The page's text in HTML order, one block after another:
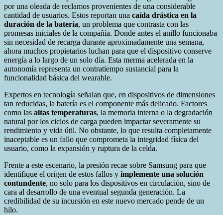
por una oleada de reclamos provenientes de una considerable
cantidad de usuarios. Estos reportan una caída drástica en la
duración de la batería, un problema que contrasta con las
promesas iniciales de la compañía. Donde antes el anillo funcionaba
sin necesidad de recarga durante aproximadamente una semana,
ahora muchos propietarios luchan para que el dispositivo conserve
energía a lo largo de un solo día. Esta merma acelerada en la
autonomía representa un contratiempo sustancial para la
funcionalidad básica del wearable.
Expertos en tecnología señalan que, en dispositivos de dimensiones
tan reducidas, la batería es el componente más delicado. Factores
como las altas temperaturas, la memoria interna o la degradación
natural por los ciclos de carga pueden impactar severamente su
rendimiento y vida útil. No obstante, lo que resulta completamente
inaceptable es un fallo que comprometa la integridad física del
usuario, como la expansión y ruptura de la celda.
Frente a este escenario, la presión recae sobre Samsung para que
identifique el origen de estos fallos y implemente una solución
contundente, no solo para los dispositivos en circulación, sino de
cara al desarrollo de una eventual segunda generación. La
credibilidad de su incursión en este nuevo mercado pende de un
hilo.